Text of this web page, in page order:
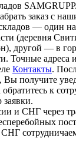
заказ с
— один
(деревня
другой — в
Точные адреса
Контакты.
Вы получите
обратитесь к
заявки.
и СНГ через